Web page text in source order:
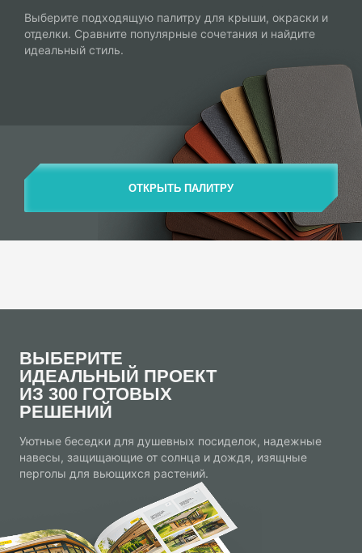
Выберите подходящую палитру для крыши, окраски и
отделки. Сравните популярные сочетания и найдите
идеальный стиль.
ОТКРЫТЬ ПАЛИТРУ
ВЫБЕРИТЕ
ИДЕАЛЬНЫЙ ПРОЕКТ
ИЗ 300 ГОТОВЫХ
РЕШЕНИЙ
Уютные беседки для душевных посиделок, надежные
навесы, защищающие от солнца и дождя, изящные
перголы для вьющихся растений.